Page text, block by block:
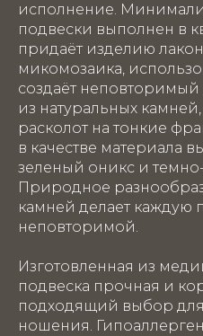
исполнение.
подвески выполнен в
придаёт изделию
микомозаика,
создаёт
из натуральных
расколот на тонкие
в качестве материала
зеленый оникс и
Природное
камней делает каждую
неповторимой.
Изготовленная из
подвеска прочная и
подходящий выбор
ношения.